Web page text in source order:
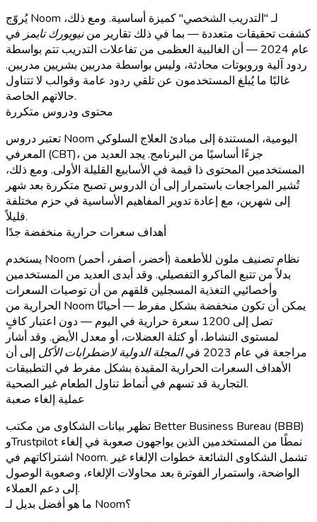
يُروّج Noom لـ "التدريب الشخصي" كميزة أساسية. ومع ذلك،
كشفت تحقيقات متعددة — بما في ذلك تقارير مننيويورك تايمز في
عام 2024 — أن الغالبية العظمى من تفاعلات التدريب تتم بواسطة
ردود آلية وروبوتات محادثة، وليس بواسطة مدربين بشريين مدربين.
غالبًا ما يُبلغ المستخدمون عن تلقي ردود عامة وقوالب لا تتناول
حالاتهم الخاصة.
محتوى ودروس متكررة
تعتبر دروس Noom اليومية، المستندة إلى مبادئ العلاج السلوكي
المعرفي (CBT)، جزءًا أساسيًا من البرنامج. يجد العديد من
المستخدمين المحتوى ذا قيمة في الأسابيع القليلة الأولى. ومع ذلك،
تُشير المراجعات باستمرار إلى أن الدروس تصبح متكررة بعد شهر
إلى شهرين، مع إعادة تدوير المفاهيم الأساسية في حزم مختلفة
قليلاً.
أهداف سعرات حرارية منخفضة جدًا
يستخدم Noom نظام تصنيف ملون للأطعمة (أخضر، أصفر، أحمر)
بدلاً من تتبع الماكرو التفصيلي. وقد أبدى العديد من المستخدمين
وأخصائيي التغذية المسجلين قلقهم من أن توصيات السعرات
الحرارية من Noom يمكن أن تكون منخفضة بشكل مفرط — أحيانًا
تصل إلى 1200 سعرة حرارية في اليوم — دون اعتبار كافٍ
لمستوى النشاط، أو كتلة العضلات، أو معدل الأيض. وقد أشار
مراجعة في عام 2023 في
المجلة الدولية لاضطرابات الأكل إلى أن
الأهداف السعرات الحرارية المقيدة بشكل مفرط في التطبيقات
التجارية قد تسهم في أنماط تناول الطعام غير الصحية.
عملية إلغاء صعبة
تظهر بيانات الشكاوى من مكتب Better Business Bureau (BBB)
وTrustpilot نمطًا من المستخدمين الذين يواجهون صعوبة في إلغاء
اشتراكاتهم في Noom. تشمل الشكاوى الشائعة خطوات الإلغاء غير
الواضحة، واستمرار الفوترة بعد محاولات الإلغاء، وصعوبة الوصول
إلى دعم العملاء.
ما هو أفضل بديل لـ Noom؟